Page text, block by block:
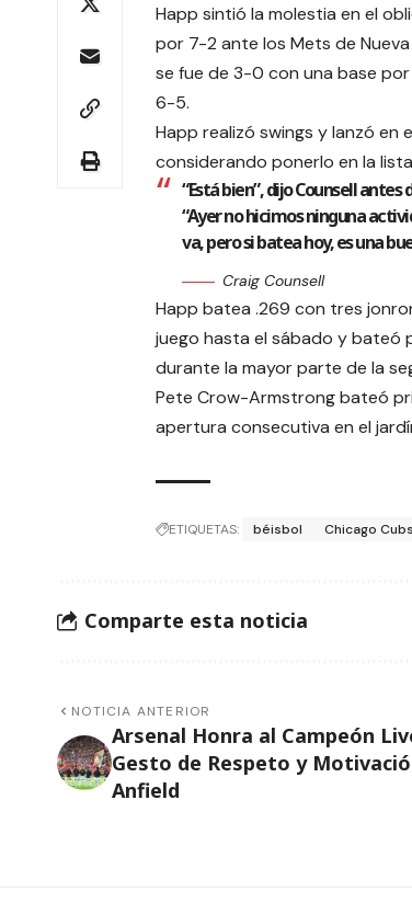
Happ sintió la molestia en el
por 7-2 ante los Mets de
se fue de 3-0 con una base
6-5.
Happ realizó swings y lanzó en
considerando ponerlo en la
“Está bien”, dijo Counsell
“Ayer no hicimos ninguna
va, pero si batea hoy, es una
Craig Counsell
Happ batea .269 con tres
juego hasta el sábado y bateó
durante la mayor parte de la
Pete Crow-Armstrong bateó
apertura consecutiva en el
ETIQUETAS: béisbol Chicago Cubs
Comparte esta noticia
NOTICIA ANTERIOR
Arsenal Honra al Campeón
Gesto de Respeto y
Anfield